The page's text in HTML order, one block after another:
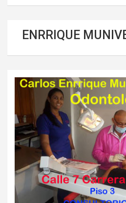
ENRRIQUE